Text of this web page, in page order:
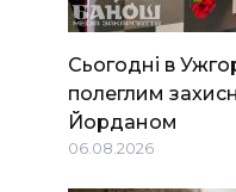
Сьогодні в
полеглим
Йорданом
06.08.2026